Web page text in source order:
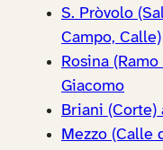
S. Pròvolo
Campo, Calle)
Rosina
Giacomo
Briani (Corte)
Mezzo (Calle